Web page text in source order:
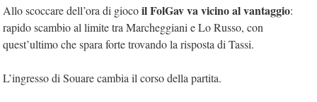
Allo scoccare dell’ora di giocoil FolGav va vicino al vantaggio:
rapido scambio al limite tra Marcheggiani e Lo Russo, con
quest’ultimo che spara forte trovando la risposta di Tassi.
L’ingresso di Souare cambia il corso della partita.